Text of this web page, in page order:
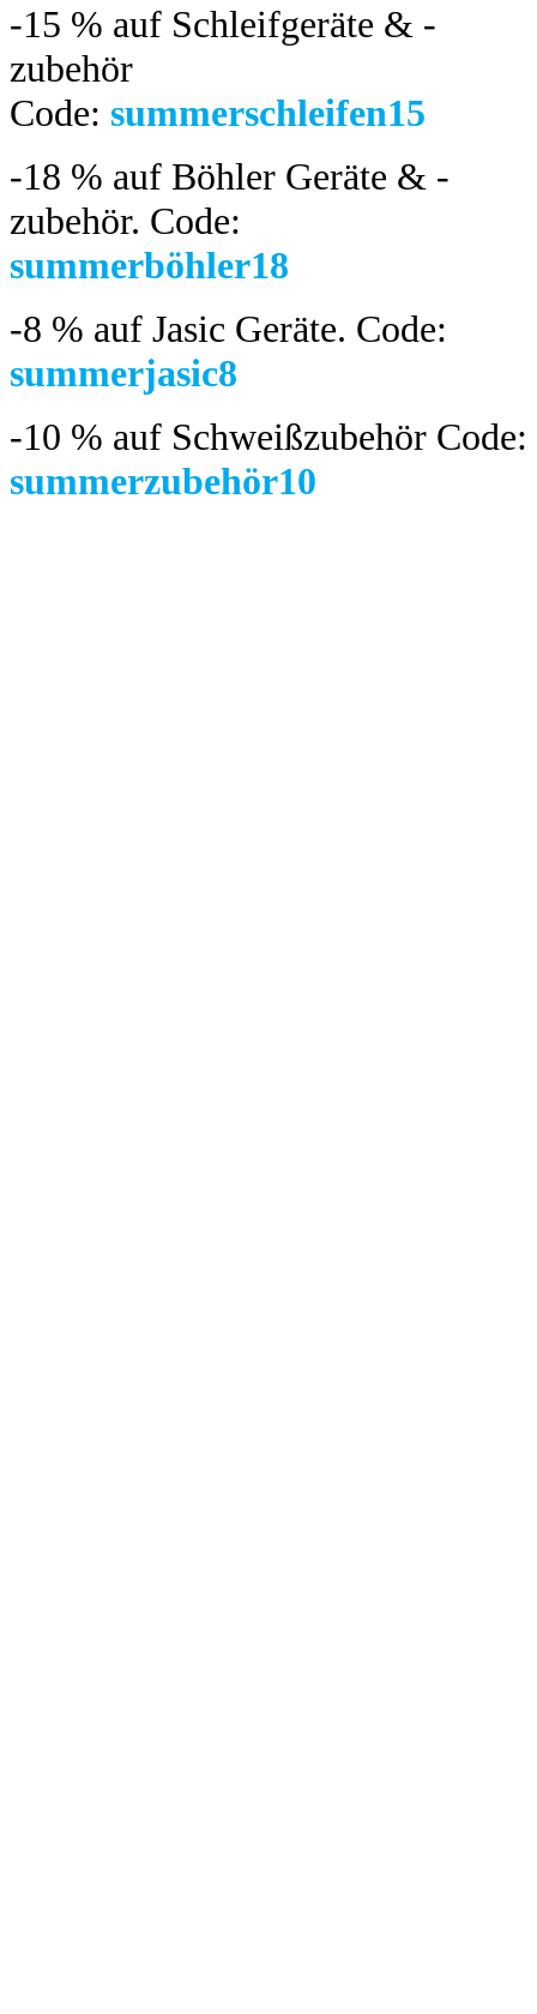
-15 % auf Schleifgeräte & -
zubehör
Code: summerschleifen15
-18 % auf Böhler Geräte & -
zubehör. Code:
summerböhler18
-8 % auf Jasic Geräte. Code:
summerjasic8
-10 % auf Schweißzubehör Code:
summerzubehör10